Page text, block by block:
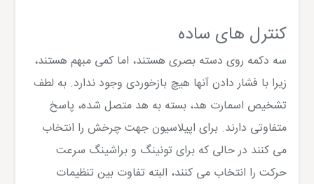
کنترل های ساده
سه دکمه روی دسته بصری هستند، اما کمی مبهم هستند،
زیرا با فشار دادن آنها هیچ بازخوردی وجود ندارد. به لطف
تشخیص اسمارت هد، بسته به هد متصل شده، پاسخ
متفاوتی دارند. برای اپیلاسیون جهت چرخش را انتخاب
می کنند در حالی که برای تونینگ و براشینگ سرعت
حرکت را انتخاب می کنند، البته تفاوت بین تنظیمات